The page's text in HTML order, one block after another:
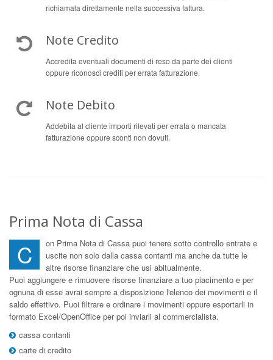
richiamala direttamente nella successiva fattura.
Note Credito
Accredita eventuali documenti di reso da parte dei clienti
oppure riconosci crediti per errata fatturazione.
Note Debito
Addebita al cliente importi rilevati per errata o mancata
fatturazione oppure sconti non dovuti.
Prima Nota di Cassa
C
on Prima Nota di Cassa puoi tenere sotto controllo entrate e
uscite non solo dalla cassa contanti ma anche da tutte le
altre risorse finanziare che usi abitualmente.
Puoi aggiungere e rimuovere risorse finanziare a tuo piacimento e per
ognuna di esse avrai sempre a disposizione l'elenco dei movimenti e il
saldo effettivo. Puoi filtrare e ordinare i movimenti oppure esportarli in
formato Excel/OpenOffice per poi inviarli al commercialista.
cassa contanti
carte di credito